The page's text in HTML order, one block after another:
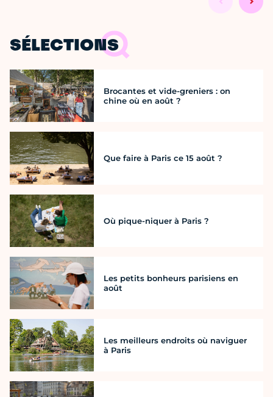
SÉLECTIONS
Brocantes et vide-greniers : on
chine où en août ?
Que faire à Paris ce 15 août ?
Où pique-niquer à Paris ?
Les petits bonheurs parisiens en
août
Les meilleurs endroits où naviguer
à Paris